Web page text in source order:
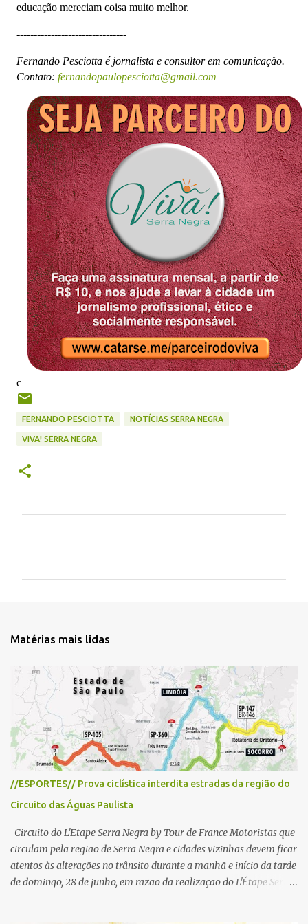
educação mereciam coisa muito melhor.
--------------------------------
Fernando Pesciotta é jornalista e consultor em comunicação.
Contato: fernandopaulopesciotta@gmail.com
c
FERNANDO PESCIOTTA NOTÍCIAS SERRA NEGRA
VIVA! SERRA NEGRA
t
i
o
s
Matérias mais lidas
//ESPORTES// Prova ciclística interdita estradas da região do
Circuito das Águas Paulista
Circuito do L'Etape Serra Negra by Tour de France Motoristas que
circulam pela região de Serra Negra e cidades vizinhas devem ficar
atentos às alterações no trânsito durante a manhã e início da tarde
de domingo, 28 de junho, em razão da realização do L'Étape Serra